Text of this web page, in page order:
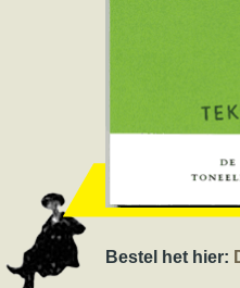
Bestel het hier: